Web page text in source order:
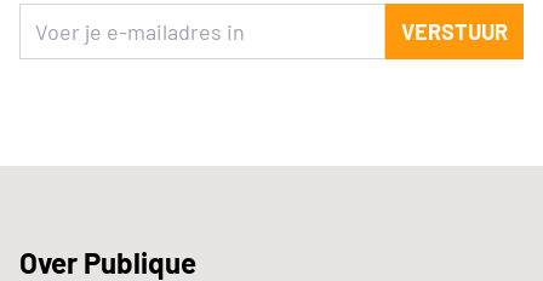
VERSTUUR
Over Publique